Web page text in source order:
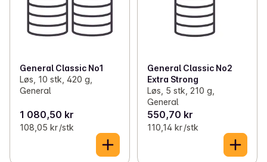
Rulletobakk (12)
Skråtobakk (2)
Sigarer og Sigarillos
General Classic No1
Løs, 10 stk, 420 g,
General
1 080,50 kr
108,05 kr /stk
General Classic No2
Extra Strong
Løs, 5 stk, 210 g,
General
550,70 kr
110,14 kr /stk